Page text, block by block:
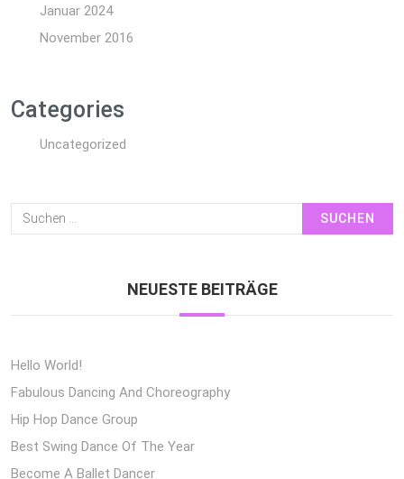
Januar 2024
November 2016
Categories
Uncategorized
Suchen
Nach:
NEUESTE BEITRÄGE
Hello World!
Fabulous Dancing And Choreography
Hip Hop Dance Group
Best Swing Dance Of The Year
Become A Ballet Dancer